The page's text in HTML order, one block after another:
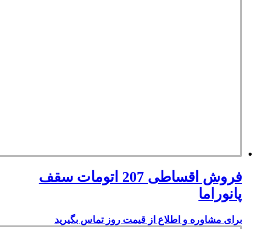
فروش اقساطی 207 اتومات سقف
پانوراما
برای مشاوره و اطلاع از قیمت روز تماس بگیرید